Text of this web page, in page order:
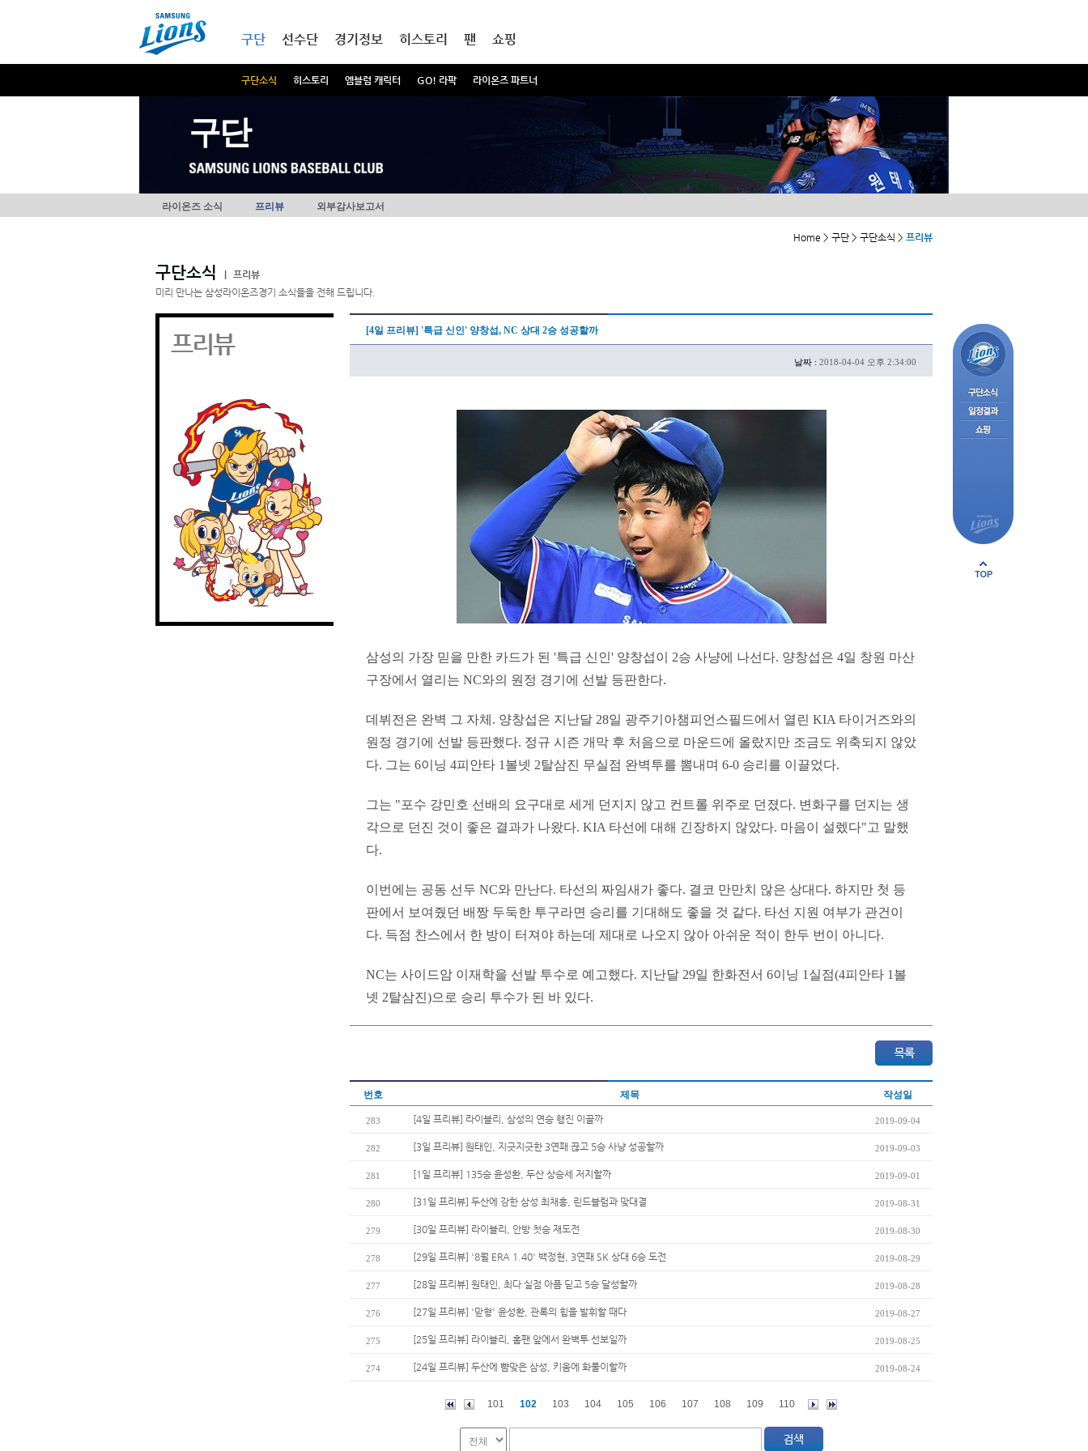
구단
구단소식 히스토리 엠블럼 캐릭터 GO! 라팍 라이온즈 파트너
선수단 경기정보 히스토리 팬 쇼핑
구단
라이온즈 소식 프리뷰 외부감사보고서
Home > 구단 > 구단소식 > 프리뷰
구단소식
프리뷰
미리 만나는 삼성라이온즈경기 소식들을 전해 드립니다.
프리뷰 [4일 프리뷰] '특급 신인' 양창섭, NC 상대 2승 성공할까
날짜 : 2018-04-04 오후 2:34:00
삼성의 가장 믿을 만한 카드가 된 '특급 신인' 양창섭이 2승 사냥에 나선다. 양창섭은 4일 창원 마산
구장에서 열리는 NC와의 원정 경기에 선발 등판한다.
데뷔전은 완벽 그 자체. 양창섭은 지난달 28일 광주기아챔피언스필드에서 열린 KIA 타이거즈와의
원정 경기에 선발 등판했다. 정규 시즌 개막 후 처음으로 마운드에 올랐지만 조금도 위축되지 않았
다. 그는 6이닝 4피안타 1볼넷 2탈삼진 무실점 완벽투를 뽐내며 6-0 승리를 이끌었다.
그는 "포수 강민호 선배의 요구대로 세게 던지지 않고 컨트롤 위주로 던졌다. 변화구를 던지는 생
각으로 던진 것이 좋은 결과가 나왔다. KIA 타선에 대해 긴장하지 않았다. 마음이 설렜다"고 말했
다.
이번에는 공동 선두 NC와 만난다. 타선의 짜임새가 좋다. 결코 만만치 않은 상대다. 하지만 첫 등
판에서 보여줬던 배짱 두둑한 투구라면 승리를 기대해도 좋을 것 같다. 타선 지원 여부가 관건이
다. 득점 찬스에서 한 방이 터져야 하는데 제대로 나오지 않아 아쉬운 적이 한두 번이 아니다.
NC는 사이드암 이재학을 선발 투수로 예고했다. 지난달 29일 한화전서 6이닝 1실점(4피안타 1볼
넷 2탈삼진)으로 승리 투수가 된 바 있다.
번호 제목 작성일
283 [4일 프리뷰] 라이블리, 삼성의 연승 행진 이끌까 2019-09-04
282 [3일 프리뷰] 원태인, 지긋지긋한 3연패 끊고 5승 사냥 성공할까 2019-09-03
281 [1일 프리뷰] 135승 윤성환, 두산 상승세 저지할까 2019-09-01
280 [31일 프리뷰] 두산에 강한 삼성 최채흥, 린드블럼과 맞대결 2019-08-31
279 [30일 프리뷰] 라이블리, 안방 첫승 재도전 2019-08-30
278 [29일 프리뷰] '8월 ERA 1.40' 백정현, 3연패 SK 상대 6승 도전 2019-08-29
277 [28일 프리뷰] 원태인, 최다 실점 아픔 딛고 5승 달성할까 2019-08-28
276 [27일 프리뷰] '맏형' 윤성환, 관록의 힘을 발휘할 때다 2019-08-27
275 [25일 프리뷰] 라이블리, 홈팬 앞에서 완벽투 선보일까 2019-08-25
274 [24일 프리뷰] 두산에 뺨맞은 삼성, 키움에 화풀이할까 2019-08-24
101 102 103 104 105 106 107 108 109 110